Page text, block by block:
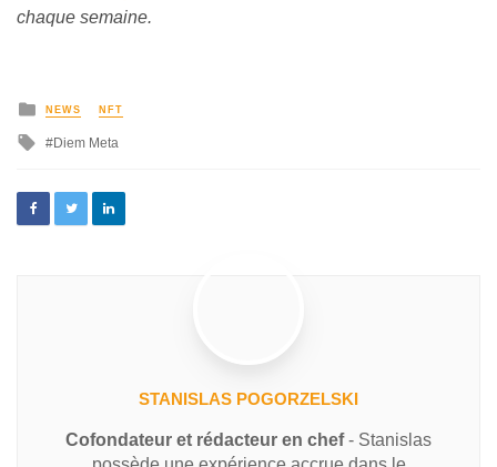
chaque semaine.
NEWS NFT
Diem Meta
STANISLAS POGORZELSKI
Cofondateur et rédacteur en chef- Stanislas